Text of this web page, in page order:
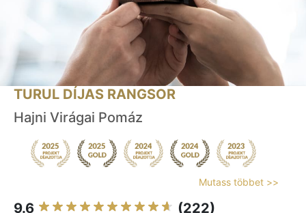
TURUL DÍJAS RANGSOR
Hajni Virágai Pomáz
Mutass többet >>
9.6 (222)